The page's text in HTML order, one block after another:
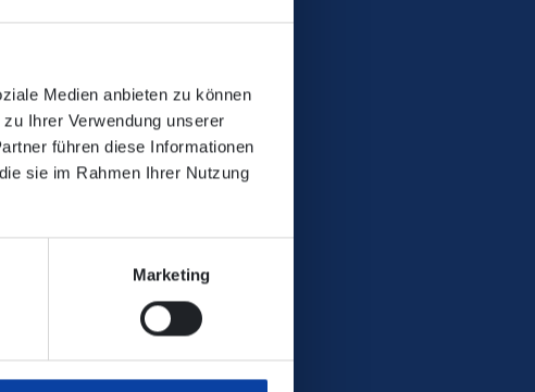
Medien anbieten zu können
Ihrer Verwendung unserer
führen diese Informationen
sie im Rahmen Ihrer Nutzung
Marketing